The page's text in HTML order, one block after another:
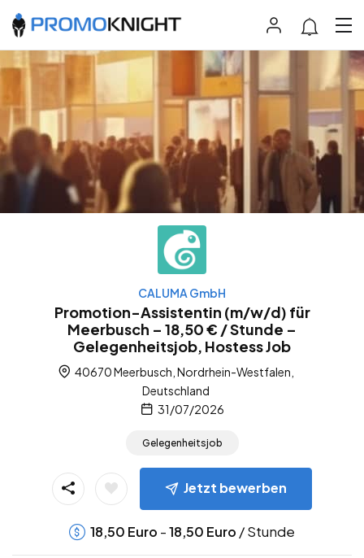
CALUMA GmbH
Promotion-Assistentin (m/w/d) für
Meerbusch – 18,50 € / Stunde –
Gelegenheitsjob, Hostess Job
40670 Meerbusch, Nordrhein-Westfalen,
Deutschland
31/07/2026
Gelegenheitsjob
Jetzt bewerben
18,50 Euro -18,50 Euro / Stunde